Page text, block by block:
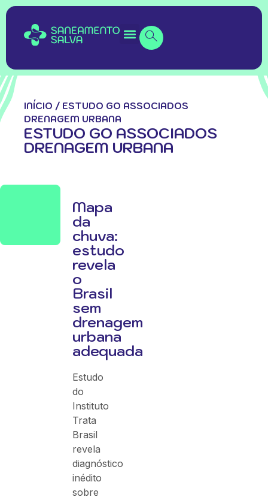
INÍCIO / ESTUDO GO ASSOCIADOS
DRENAGEM URBANA
ESTUDO GO ASSOCIADOS
DRENAGEM URBANA
Mapa
da
chuva:
estudo
revela
o
Brasil
sem
drenagem
urbana
adequada
Estudo
do
Instituto
Trata
Brasil
revela
diagnóstico
inédito
sobre